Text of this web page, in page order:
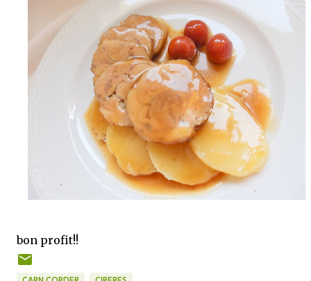
bon profit!!